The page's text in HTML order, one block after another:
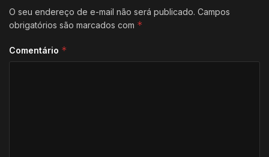
O seu endereço de e-mail não será publicado. Campos
obrigatórios são marcados com *
Comentário *